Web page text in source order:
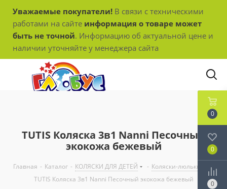
Уважаемые покупатели! В связи с техническими
работами на сайте информация о товаре может
быть не точной. Информацию об актуальной цене и
наличии уточняйте у менеджера сайта
TUTIS Коляска 3в1 Nanni Песочный
экокожа бежевый
Главная - Каталог - КОЛЯСКИ ДЛЯ ДЕТЕЙ - Коляски-люльки
-
TUTIS Коляска 3в1 Nanni Песочный экокожа бежевый
0
0
0